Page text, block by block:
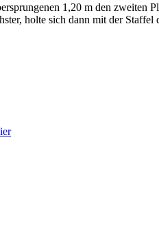
1,20 m den zweiten
holte sich dann mit der